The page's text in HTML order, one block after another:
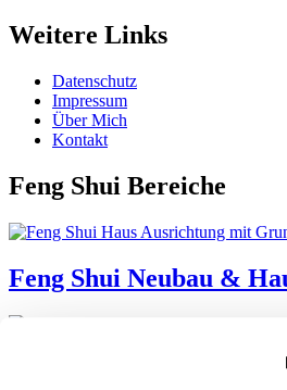
Weitere Links
Datenschutz
Impressum
Über Mich
Kontakt
Feng Shui Bereiche
Feng Shui Neubau &